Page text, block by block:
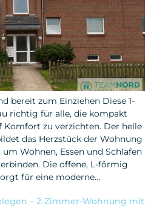
bereit zum Einziehen Diese 1-
richtig für alle, die kompakt
zu verzichten. Der helle
das Herzstück der Wohnung
Wohnen, Essen und Schlafen
Die offene, L-förmig
für eine moderne…
– 2-Zimmer-Wohnung mit